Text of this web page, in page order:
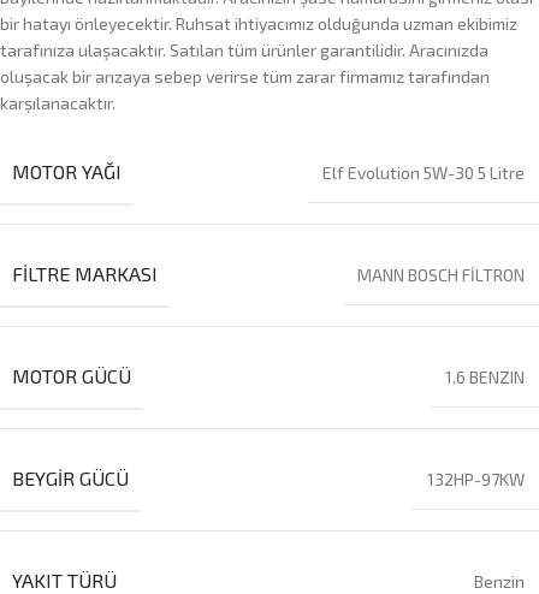
bir hatayı önleyecektir. Ruhsat ihtiyacımız olduğunda uzman ekibimiz
tarafınıza ulaşacaktır. Satılan tüm ürünler garantilidir. Aracınızda
oluşacak bir arızaya sebep verirse tüm zarar firmamız tarafından
karşılanacaktır.
MOTOR YAĞI Elf Evolution 5W-30 5 Litre
FILTRE MARKASI MANN BOSCH FİLTRON
MOTOR GÜCÜ 1.6 BENZIN
BEYGIR GÜCÜ 132HP-97KW
YAKIT TÜRÜ Benzin